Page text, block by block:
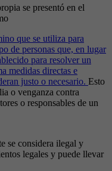
se presentó en el
que se utiliza para
de personas que, en lugar
para resolver un
medidas directas e
justo o necesario. Esto
o venganza contra
o responsables de un
se considera ilegal y
legales y puede llevar